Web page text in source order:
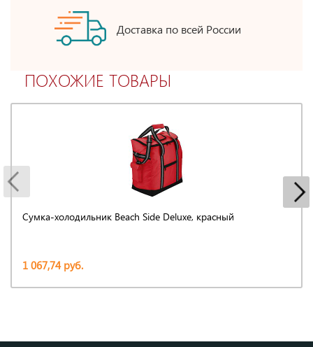
Доставка по всей России
ПОХОЖИЕ ТОВАРЫ
Сумка-холодильник Beach Side Deluxe, красный
1 067,74 руб.